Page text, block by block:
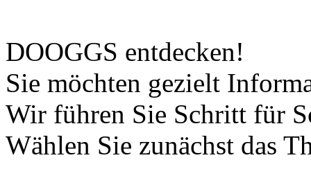
DOOGGS entdecken!
Sie möchten gezielt
Wir führen Sie Schritt für
Wählen Sie zunächst das